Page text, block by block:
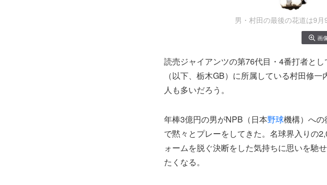
男・村田の最後の花道は9
画
読売ジャイアンツの第76代目・4番打者と
（以下、栃木GB）に所属している村田修
人も多いだろう。
年棒3億円の男がNPB（日本野球機構）へ
で黙々とプレーをしてきた。名球界入りの
ォームを脱ぐ決断をした気持ちに思いを馳
たくなる。